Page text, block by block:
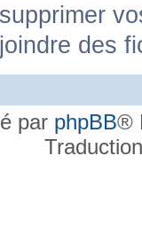
supprimer
joindre des
par phpBB®